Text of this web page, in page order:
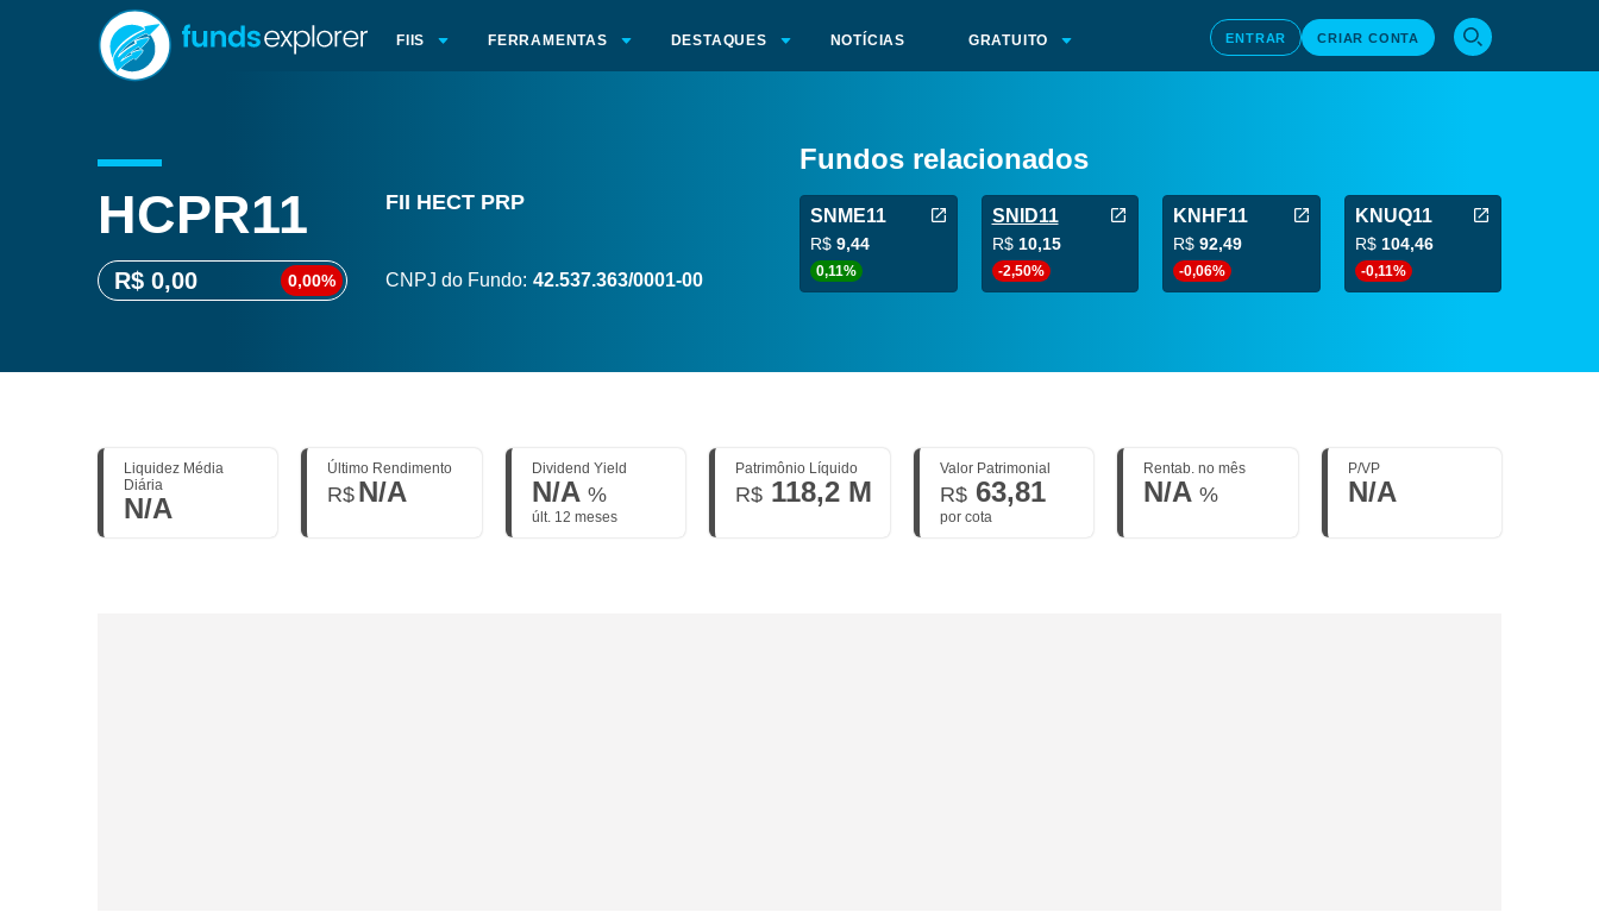
FIIS FERRAMENTAS DESTAQUES NOTÍCIAS GRATUITO ENTRAR CRIAR CONTA
HCPR11 FII HECT PRP
R$ 0,00 0,00% CNPJ do Fundo: 42.537.363/0001-00
Fundos relacionados
SNME11
R$ 9,44
0,11%
SNID11
R$ 10,15
-2,50%
KNHF11
R$ 92,49
-0,06%
KNUQ11
R$ 104,46
-0,11%
Liquidez Média
Diária
N/A
Último Rendimento
R$ N/A
Dividend Yield
N/A %
últ. 12 meses
Patrimônio Líquido
R$ 118,2 M
Valor Patrimonial
R$63,81
por cota
Rentab. no mês
N/A%
P/VP
N/A